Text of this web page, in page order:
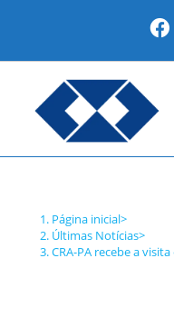
Página inicial>
Últimas Notícias>
CRA-PA recebe a